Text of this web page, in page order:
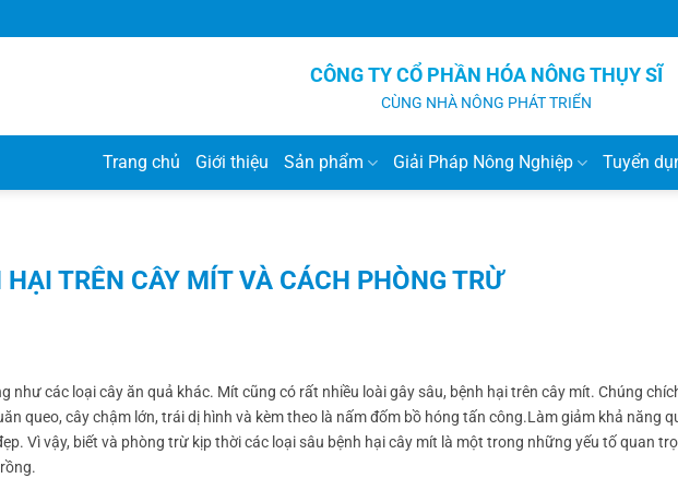
CÔNG TY CỔ PHẦN HÓA NÔNG THỤY SĨ
CÙNG NHÀ NÔNG PHÁT TRIỂN
Trang chủ Giới thiệu Sản phẩm Giải Pháp Nông Nghiệp Tuyển
TRÊN CÂY MÍT VÀ CÁCH PHÒNG TRỪ
như các loại cây ăn quả khác. Mít cũng có rất nhiều loài gây sâu, bệnh hại trên cây mít. Chúng
queo, cây chậm lớn, trái dị hình và kèm theo là nấm đốm bồ hóng tấn công.Làm giảm khả năng
Vì vậy, biết và phòng trừ kịp thời các loại sâu bệnh hại cây mít là một trong những yếu tố quan